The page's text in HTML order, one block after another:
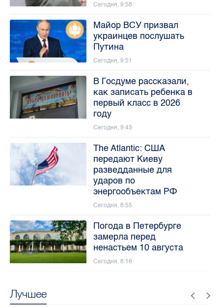
Лучшее
Сегодня, 9:58
Майор ВСУ призвал
украинцев послушать
Путина
Сегодня, 9:51
В Госдуме рассказали,
как записать ребенка в
первый класс в 2026
году
Сегодня, 9:43
The Atlantic: США
передают Киеву
разведданные для
ударов по
энергообъектам РФ
Сегодня, 8:55
Погода в Петербурге
замерла перед
ненастьем 10 августа
Сегодня, 8:16